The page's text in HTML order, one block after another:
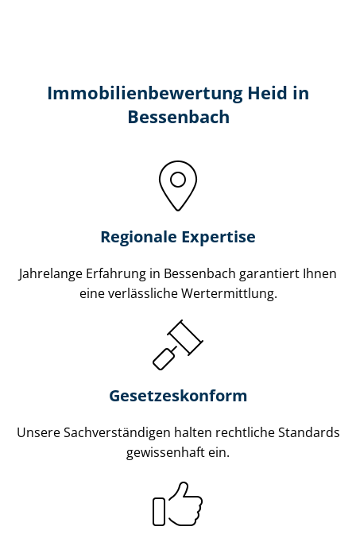
Immobilien­bewertung Heid in
Bessenbach
Regionale Expertise
Jahrelange Erfahrung in Bessenbach garantiert Ihnen
eine verlässliche Wertermittlung.
Gesetzes­konform
Unsere Sach­ver­stän­di­gen halten rechtliche Standards
gewissenhaft ein.